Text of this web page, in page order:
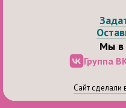
Мы в
Группа
Сайт сделали